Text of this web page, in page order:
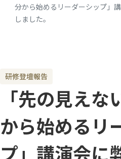
分から始めるリーダーシップ」
しました。
研修登壇報告
「先の見え
から始めるリ
プ」講演会に